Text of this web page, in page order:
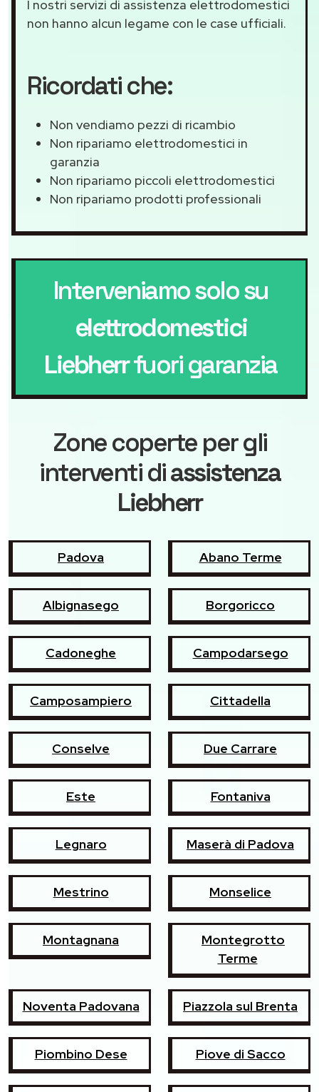
I nostri servizi di assistenza elettrodomestici
non hanno alcun legame con le case ufficiali.
Ricordati che:
Non vendiamo pezzi di ricambio
Non ripariamo elettrodomestici in
garanzia
Non ripariamo piccoli elettrodomestici
Non ripariamo prodotti professionali
Interveniamo solo su
elettrodomestici
Liebherrfuori garanzia
Zone coperte per gli
interventi diassistenza
Liebherr
Padova Abano Terme
Albignasego Borgoricco
Cadoneghe Campodarsego
Camposampiero Cittadella
Conselve Due Carrare
Este Fontaniva
Legnaro Maserà di Padova
Mestrino Monselice
Montagnana
Montegrotto
Terme
Noventa Padovana Piazzola sul Brenta
Piombino Dese Piove di Sacco